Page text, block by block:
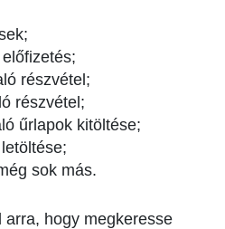
részvétel;
részvétel;
űrlapok kitöltése;
sok más.
hogy megkeresse